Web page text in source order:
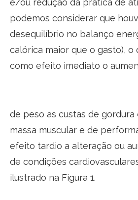
e/ou redução da prática de
podemos considerar que
desequilíbrio no balanço
calórica maior que o gasto),
como efeito imediato o
de peso as custas de gordura
massa muscular e de
efeito tardio a alteração ou
de condições
ilustrado na Figura 1.